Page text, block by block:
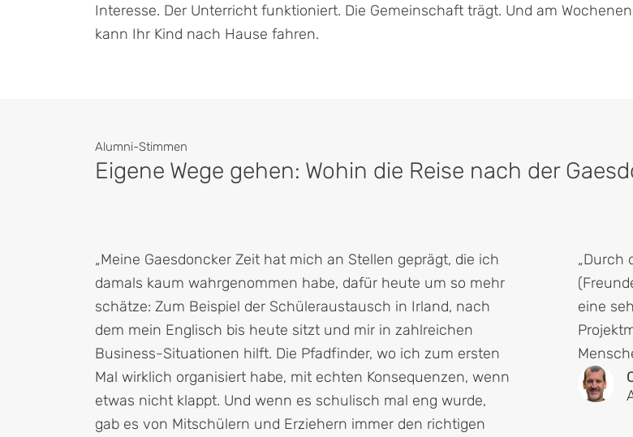
Interesse. Der Unterricht funktioniert. Die Gemeinschaft trägt. Und am
kann Ihr Kind nach Hause fahren.
Alumni-Stimmen
Eigene Wege gehen: Wohin die Reise nach der
„Meine Gaesdoncker Zeit hat mich an Stellen geprägt, die ich
damals kaum wahrgenommen habe, dafür heute um so mehr
schätze: Zum Beispiel der Schüleraustausch in Irland, nach
dem mein Englisch bis heute sitzt und mir in zahlreichen
Business-Situationen hilft. Die Pfadfinder, wo ich zum ersten
Mal wirklich organisiert habe, mit echten Konsequenzen, wenn
etwas nicht klappt. Und wenn es schulisch mal eng wurde,
gab es von Mitschülern und Erziehern immer den richtigen
„Durch
eine